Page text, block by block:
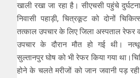
खाली रखा जा रहा है। सीएचसी पहुंचे
निवासी पहाड़ी, चित्रकूट को दोनों
तत्काल उपचार के लिए जिला अस्पताल रेफर
उपचार के दौरान मौत हो गई थी।
सुल्तानपुर घोष को भी रेफर किया गया
होने के चलते मरीजों को जान जवानी पड़